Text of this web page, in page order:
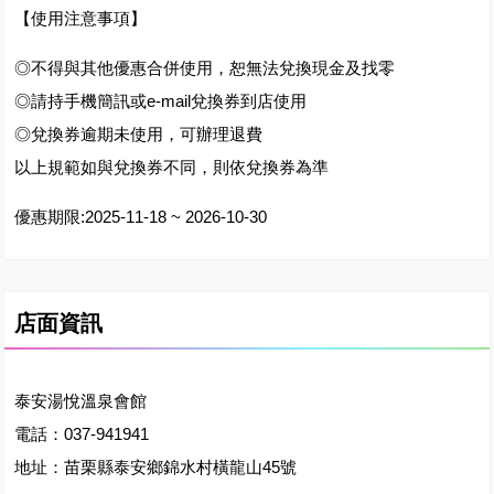
【使用注意事項】
◎不得與其他優惠合併使用，恕無法兌換現金及找零
◎請持手機簡訊或e-mail兌換券到店使用
◎兌換券逾期未使用，可辦理退費
以上規範如與兌換券不同，則依兌換券為準
優惠期限:2025-11-18 ~ 2026-10-30
店面資訊
泰安湯悅溫泉會館
電話：037-941941
地址：苗栗縣泰安鄉錦水村橫龍山45號